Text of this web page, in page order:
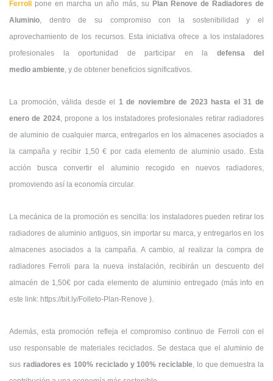
Ferroli pone en marcha un año más, su Plan Renove de Radiadores de
Aluminio, dentro de su compromiso con la sostenibilidad y el
aprovechamiento de los recursos. Esta iniciativa ofrece a los instaladores
profesionales la oportunidad de participar en la defensa del
medio ambiente, y de obtener beneficios significativos.
La promoción, válida desde el 1 de noviembre de 2023 hasta el 31 de
enero de 2024, propone a los instaladores profesionales retirar radiadores
de aluminio de cualquier marca, entregarlos en los almacenes asociados a
la campaña y recibir 1,50 € por cada elemento de aluminio usado. Esta
acción busca convertir el aluminio recogido en nuevos radiadores,
promoviendo así la economía circular.
La mecánica de la promoción es sencilla: los instaladores pueden retirar los
radiadores de aluminio antiguos, sin importar su marca, y entregarlos en los
almacenes asociados a la campaña. A cambio, al realizar la compra de
radiadores Ferroli para la nueva instalación, recibirán un descuento del
almacén de 1,50€ por cada elemento de aluminio entregado (más info en
este link: https://bit.ly/Folleto-Plan-Renove ).
Además, esta promoción refleja el compromiso continuo de Ferroli con el
uso responsable de materiales reciclados. Se destaca que el aluminio de
sus radiadores es 100% reciclado y 100% reciclable, lo que demuestra la